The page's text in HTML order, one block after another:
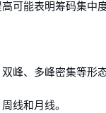
可能表明筹码集中度
峰、多峰密集等形态
线和月线。